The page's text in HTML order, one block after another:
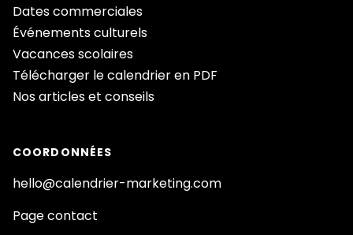
Dates commerciales
Événements culturels
Vacances scolaires
Télécharger le calendrier en PDF
Nos articles et conseils
COORDONNÉES
hello@calendrier-marketing.com
Page contact